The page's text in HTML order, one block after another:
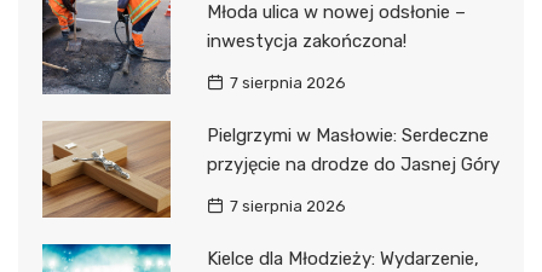
Młoda ulica w nowej odsłonie –
inwestycja zakończona!
7 sierpnia 2026
Pielgrzymi w Masłowie: Serdeczne
przyjęcie na drodze do Jasnej Góry
7 sierpnia 2026
Kielce dla Młodzieży: Wydarzenie,